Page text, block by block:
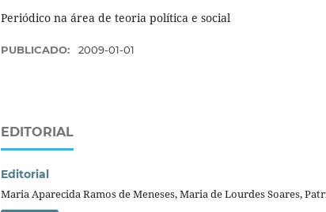
Periódico na área de teoria política e social
PUBLICADO: 2009-01-01
EDITORIAL
Editorial
Maria Aparecida Ramos de Meneses, Maria de Lourdes Soares,